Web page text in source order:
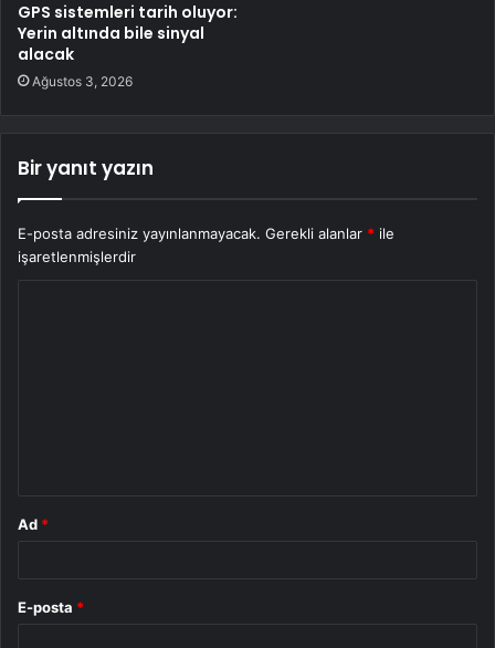
GPS sistemleri tarih oluyor:
Yerin altında bile sinyal
alacak
Ağustos 3, 2026
Bir yanıt yazın
E-posta adresiniz yayınlanmayacak. Gerekli alanlar * ile
işaretlenmişlerdir
Ad *
E-posta *